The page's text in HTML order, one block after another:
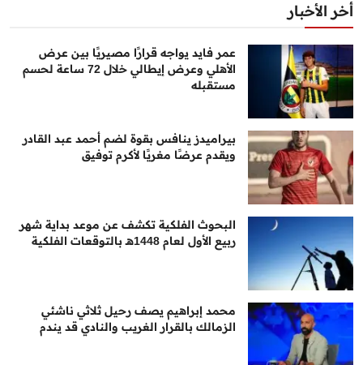
أخر الأخبار
عمر فايد يواجه قرارًا مصيريًا بين عرض
الأهلي وعرض إيطالي خلال 72 ساعة لحسم
مستقبله
بيراميدز ينافس بقوة لضم أحمد عبد القادر
ويقدم عرضًا مغريًا لأكرم توفيق
البحوث الفلكية تكشف عن موعد بداية شهر
ربيع الأول لعام 1448هـ بالتوقعات الفلكية
محمد إبراهيم يصف رحيل ثلاثي ناشئي
الزمالك بالقرار الغريب والنادي قد يندم